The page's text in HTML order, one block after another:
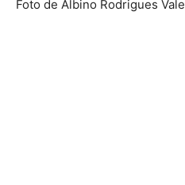
Foto de Albino Rodrigues Vale